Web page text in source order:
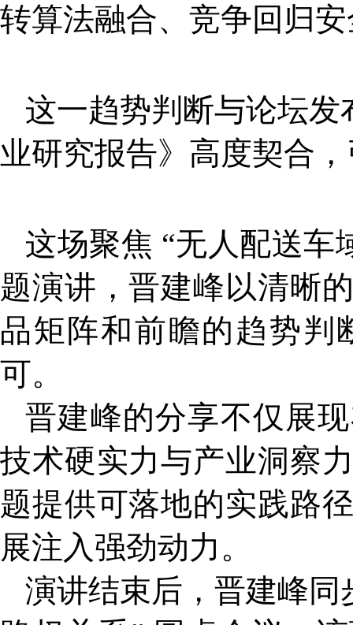
转算法融合、竞争回归
这一趋势判断与论坛发
业研究报告》高度契合
这场聚焦 “无人配送车
题演讲，晋建峰以清晰
品矩阵和前瞻的趋势判
可。
晋建峰的分享不仅展
技术硬实力与产业洞察
题提供可落地的实践路
展注入强劲动力。
演讲结束后，晋建峰同